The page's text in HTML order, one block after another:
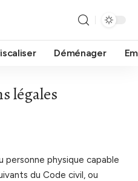
Déménager
légales
physique capable
du Code civil, ou